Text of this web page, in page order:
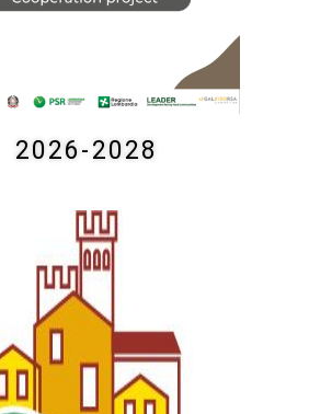
2026-2028
“SRD04 – Investimenti non